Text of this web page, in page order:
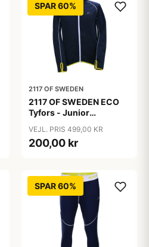
SPAR 60%
2117 OF SWEDEN
2117 OF SWEDEN ECO
Tyfors - Junior
Str. 140
VEJL. PRIS 499,00 KR
200,00 kr
SPAR 60%